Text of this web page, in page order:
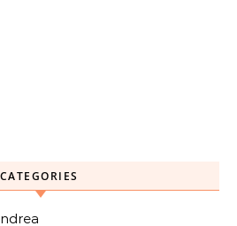
CATEGORIES